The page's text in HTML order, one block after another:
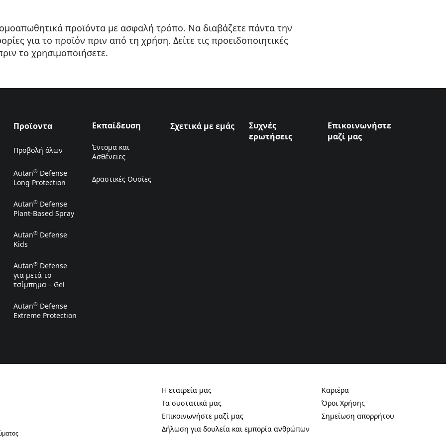
προϊόντα με ασφαλή τρόπο. Να διαβάζετε πάντα την
για το προϊόν πριν από τη χρήση. Δείτε τις προειδοποιητικές
το χρησιμοποιήσετε.
Προϊοντα
Προβολή όλων
Autan®Defense
Long Protection
Autan®Defense
Plant-Based Spray
Autan®Defense
Kids
Autan®Defense
για μετά το
τσίμπημα – Gel
Autan®Defense
Extreme Protection
Εκπαίδευση
Έντομα και
Ασθένειες
Δραστικές Ουσίες
Σχετικά με εμάς
Συχνές
ερωτήσεις
Επικοινωνήστε
μαζί μας
(Opens in a new tab)
Η εταιρεία μας
(Opens in a new tab)
Τα συστατικά μας
(Opens in a new tab)
Επικοινωνήστε μαζί μας
(Opens in a new tab)
Δήλωση για δουλεία και εμπορία ανθρώπων
(Opens in a new tab)
Καριέρα
(Opens in a new tab)
Όροι Χρήσης
(Opens in a new tab)
Σημείωση απορρήτου
(Opens in a new tab)